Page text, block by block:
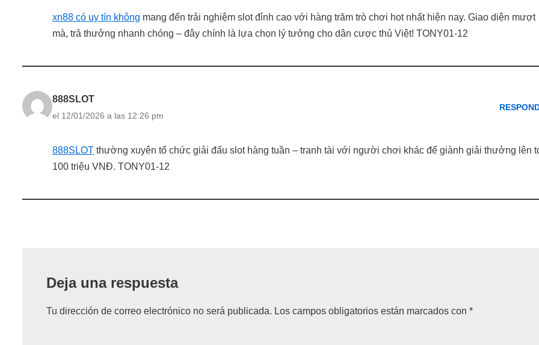
xn88 có uy tín không mang đến trải nghiệm slot đỉnh cao với hàng trăm trò chơi hot nhất hiện nay. Giao diện mượt
mà, trả thưởng nhanh chóng – đây chính là lựa chọn lý tưởng cho dân cược thủ Việt! TONY01-12
888SLOT
el 12/01/2026 a las 12:26 pm
888SLOT thường xuyên tổ chức giải đấu slot hàng tuần – tranh tài với người chơi khác để giành giải thưởng lên
100 triệu VNĐ. TONY01-12
Deja una respuesta
Tu dirección de correo electrónico no será publicada. Los campos obligatorios están marcados con *